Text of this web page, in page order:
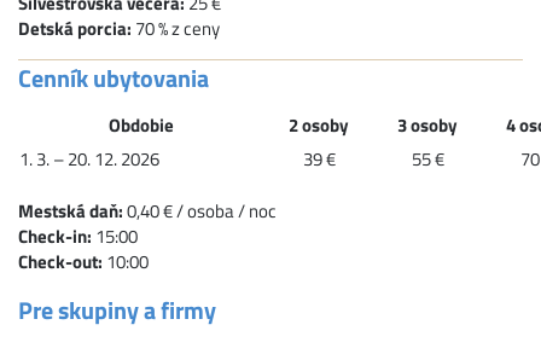
Detská porcia: 70 % z ceny
Cenník ubytovania
Obdobie 2 osoby 3 osoby
4
1. 3. – 20. 12. 2026
39 € 55 €
Mestská daň:0,40 € / osoba / noc
Check-in: 15:00
Check-out: 10:00
Pre skupiny a firmy